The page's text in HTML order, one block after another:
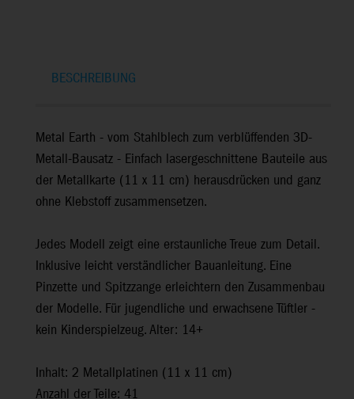
BESCHREIBUNG
Metal Earth - vom Stahlblech zum verblüffenden 3D-
Metall-Bausatz - Einfach lasergeschnittene Bauteile aus
der Metallkarte (11 x 11 cm) herausdrücken und ganz
ohne Klebstoff zusammensetzen.
Jedes Modell zeigt eine erstaunliche Treue zum Detail.
Inklusive leicht verständlicher Bauanleitung. Eine
Pinzette und Spitzzange erleichtern den Zusammenbau
der Modelle. Für jugendliche und erwachsene Tüftler -
kein Kinderspielzeug. Alter: 14+
Inhalt: 2 Metallplatinen (11 x 11 cm)
Anzahl der Teile: 41